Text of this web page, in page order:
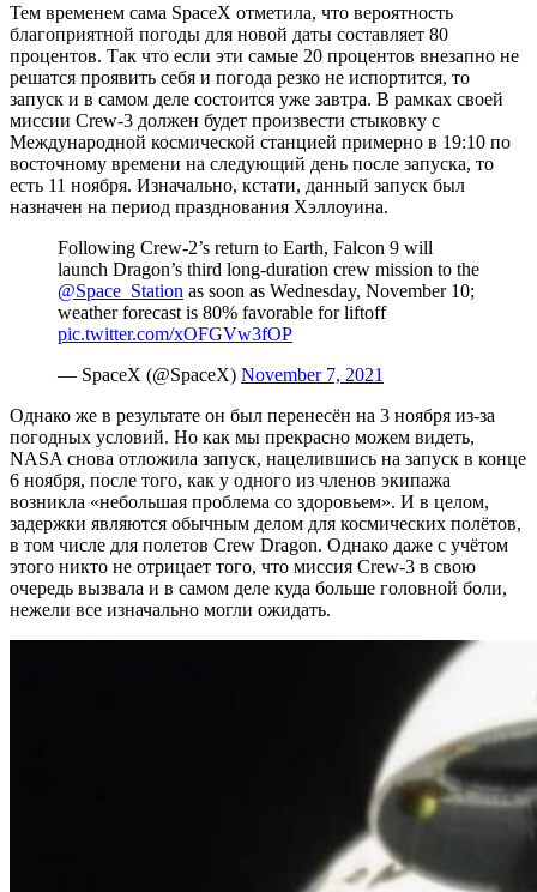
Тем временем сама SpaceX отметила, что вероятность
благоприятной погоды для новой даты составляет 80
процентов. Так что если эти самые 20 процентов внезапно не
решатся проявить себя и погода резко не испортится, то
запуск и в самом деле состоится уже завтра. В рамках своей
миссии Crew-3 должен будет произвести стыковку с
Международной космической станцией примерно в 19:10 по
восточному времени на следующий день после запуска, то
есть 11 ноября. Изначально, кстати, данный запуск был
назначен на период празднования Хэллоуина.
Following Crew-2’s return to Earth, Falcon 9 will
launch Dragon’s third long-duration crew mission to the
@Space_Station as soon as Wednesday, November 10;
weather forecast is 80% favorable for liftoff
pic.twitter.com/xOFGVw3fOP
— SpaceX (@SpaceX) November 7, 2021
Однако же в результате он был перенесён на 3 ноября из-за
погодных условий. Но как мы прекрасно можем видеть,
NASA снова отложила запуск, нацелившись на запуск в конце
6 ноября, после того, как у одного из членов экипажа
возникла «небольшая проблема со здоровьем». И в целом,
задержки являются обычным делом для космических полётов,
в том числе для полетов Crew Dragon. Однако даже с учётом
этого никто не отрицает того, что миссия Crew-3 в свою
очередь вызвала и в самом деле куда больше головной боли,
нежели все изначально могли ожидать.